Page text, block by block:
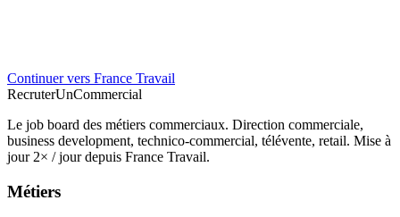
Continuer vers France Travail
RecruterUnCommercial
Le job board des métiers commerciaux. Direction commerciale,
business development, technico-commercial, télévente, retail. Mise à
jour 2× / jour depuis France Travail.
Métiers